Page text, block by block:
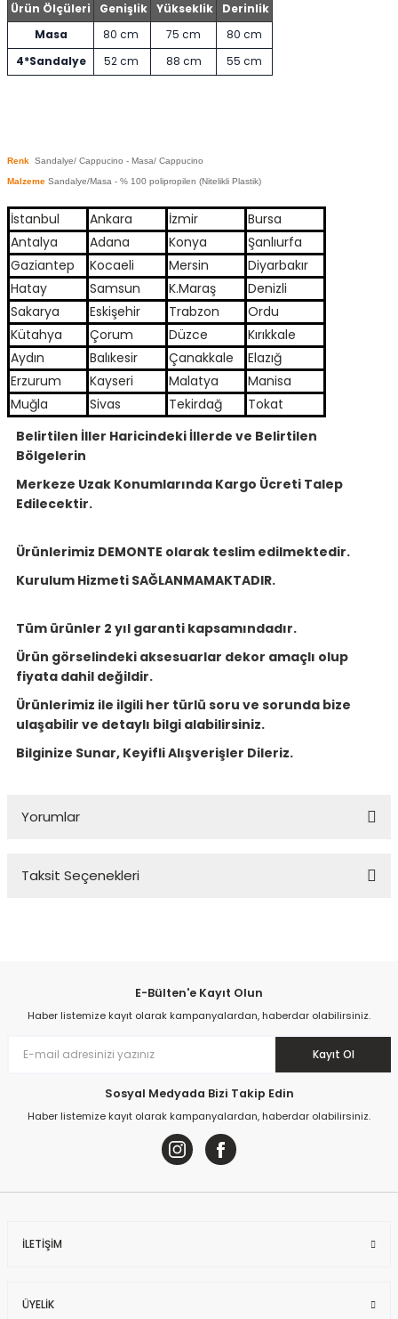
Ürün Ölçüleri Genişlik Yükseklik
Derinlik
Masa
80 cm 75 cm
80 cm
4*Sandalye
52 cm 88 cm 55 cm
Renk Sandalye/ Cappucino - Masa/ Cappucino
Malzeme Sandalye/Masa - % 100 polipropilen (Nitelikli Plastik)
İstanbul Ankara İzmir
Bursa
Antalya
Adana Konya
Şanlıurfa
Gaziantep
Kocaeli Mersin
Diyarbakır
Hatay
Samsun K.Maraş
Denizli
Sakarya
Eskişehir Trabzon
Ordu
Kütahya
Çorum Düzce
Kırıkkale
Aydın
Balıkesir Çanakkale
Elazığ
Erzurum
Kayseri Malatya
Manisa
Muğla
Sivas Tekirdağ
Tokat
Belirtilen İller Haricindeki İllerde ve Belirtilen
Bölgelerin
Merkeze Uzak Konumlarında Kargo Ücreti Talep
Edilecektir.
Ürünlerimiz DEMONTE olarak teslim edilmektedir.
Kurulum Hizmeti SAĞLANMAMAKTADIR.
Tüm ürünler 2 yıl garanti kapsamındadır.
Ürün görselindeki aksesuarlar dekor amaçlı olup
fiyata dahil değildir.
Ürünlerimiz ile ilgili her türlü soru ve sorunda bize
ulaşabilir ve detaylı bilgi alabilirsiniz.
Bilginize Sunar, Keyifli Alışverişler Dileriz.
Yorumlar
Taksit Seçenekleri
E-Bülten'e Kayıt Olun
Haber listemize kayıt olarak kampanyalardan, haberdar olabilirsiniz.
Kayıt Ol
Sosyal Medyada Bizi Takip Edin
Haber listemize kayıt olarak kampanyalardan, haberdar olabilirsiniz.
İLETİŞİM
ÜYELİK